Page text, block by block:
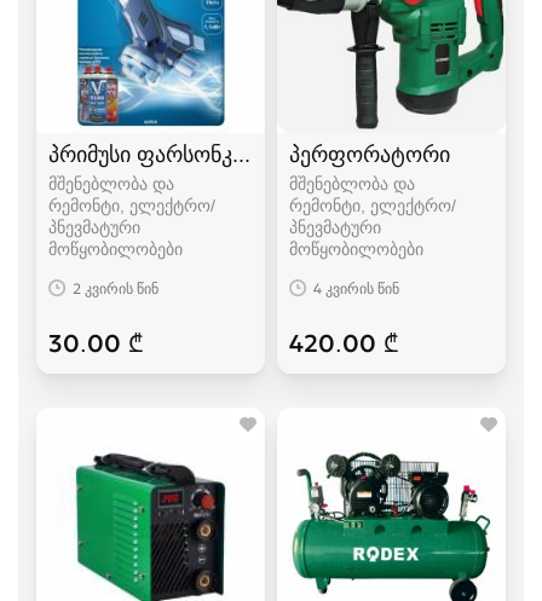
პრიმუსი ფარსონკა ფუსფუსა
მშენებლობა და
რემონტი, ელექტრო/
პნევმატური
მოწყობილობები
2 კვირის წინ
30.00 ₾
პერფორატორი
მშენებლობა და
რემონტი, ელექტრო/
პნევმატური
მოწყობილობები
4 კვირის წინ
420.00 ₾